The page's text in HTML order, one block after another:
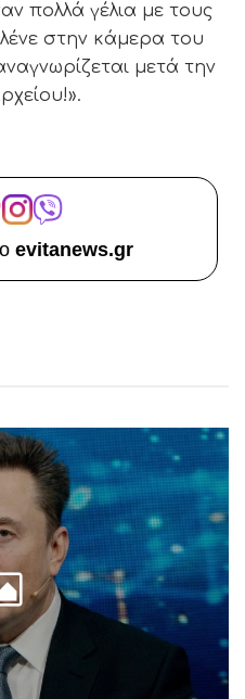
πολλά γέλια με τους
στην κάμερα του
μετά την
evitanews.gr